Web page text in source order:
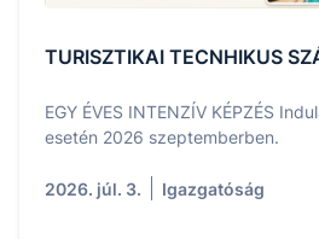
TURISZTIKAI TECNHIKUS
EGY ÉVES INTENZÍV KÉPZÉS
esetén 2026 szeptemberben.
2026. júl. 3. Igazgatóság